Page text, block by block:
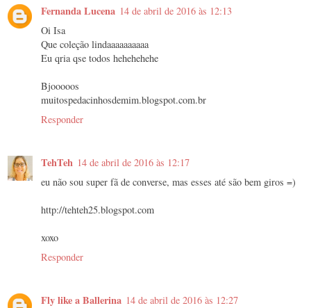
Fernanda Lucena 14 de abril de 2016 às 12:13
Oi Isa
Que coleção lindaaaaaaaaaa
Eu qria qse todos hehehehehe
Bjooooos
muitospedacinhosdemim.blogspot.com.br
Responder
TehTeh 14 de abril de 2016 às 12:17
eu não sou super fã de converse, mas esses até são bem giros =)
http://tehteh25.blogspot.com
xoxo
Responder
Fly like a Ballerina 14 de abril de 2016 às 12:27